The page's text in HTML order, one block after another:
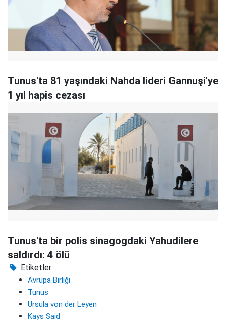
Tunus'ta 81 yaşındaki Nahda lideri Gannuşi'ye
1 yıl hapis cezası
Tunus'ta bir polis sinagogdaki Yahudilere
saldırdı: 4 ölü
Etiketler :
Avrupa Birliği
Tunus
Ursula von der Leyen
Kays Said